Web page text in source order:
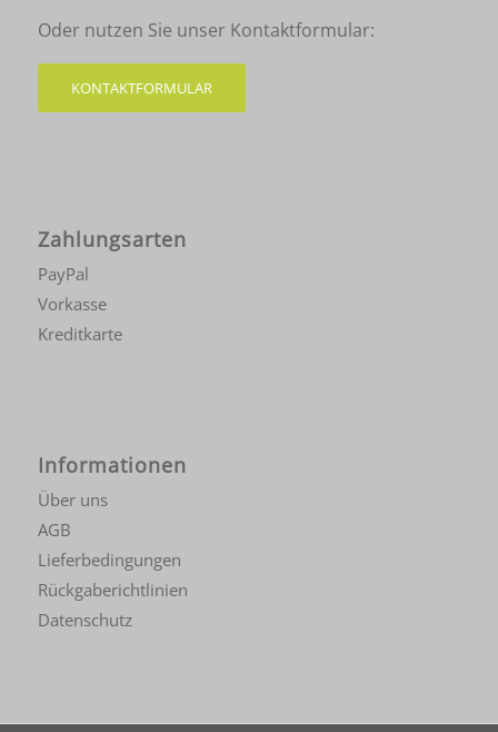
Oder nutzen Sie unser Kontaktformular:
KONTAKTFORMULAR
Zahlungsarten
PayPal
Vorkasse
Kreditkarte
Informationen
Über uns
AGB
Lieferbedingungen
Rückgaberichtlinien
Datenschutz